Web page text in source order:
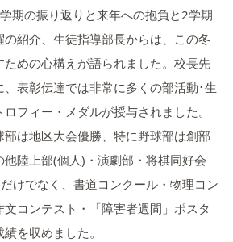
期の振り返りと来年への抱負と2学期
紹介、生徒指導部長からは、この冬
めの心構えが語られました。校長先
表彰伝達では非常に多くの部活動･生
フィー・メダルが授与されました。
は地区大会優勝、特に野球部は創部
陸上部(個人)・演劇部・将棋同好会
けでなく、書道コンクール・物理コン
コンテスト・「障害者週間」ポスタ
を収めました。